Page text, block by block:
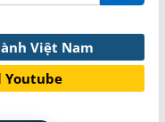
Việt Nam
Youtube